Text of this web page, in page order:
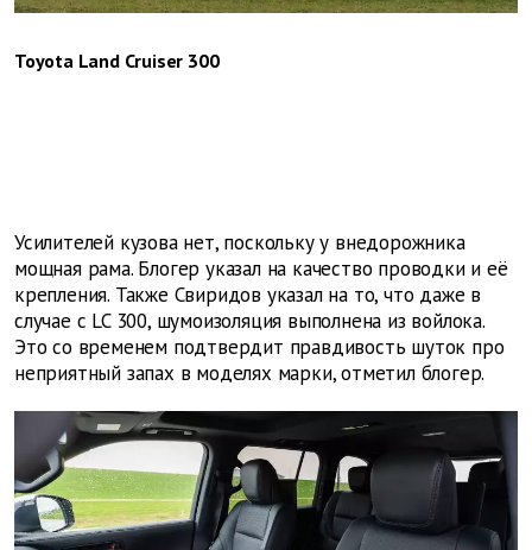
Toyota Land Cruiser 300
Усилителей кузова нет, поскольку у внедорожника
мощная рама. Блогер указал на качество проводки и её
крепления. Также Свиридов указал на то, что даже в
случае с LC 300, шумоизоляция выполнена из войлока.
Это со временем подтвердит правдивость шуток про
неприятный запах в моделях марки, отметил блогер.